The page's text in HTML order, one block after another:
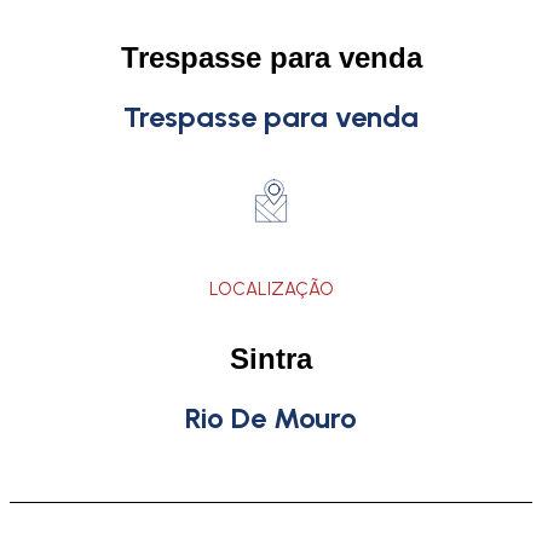
Trespasse para venda
Trespasse para venda
LOCALIZAÇÃO
Sintra
Rio De Mouro